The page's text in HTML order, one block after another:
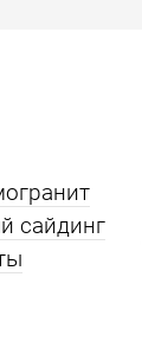
сайдинг